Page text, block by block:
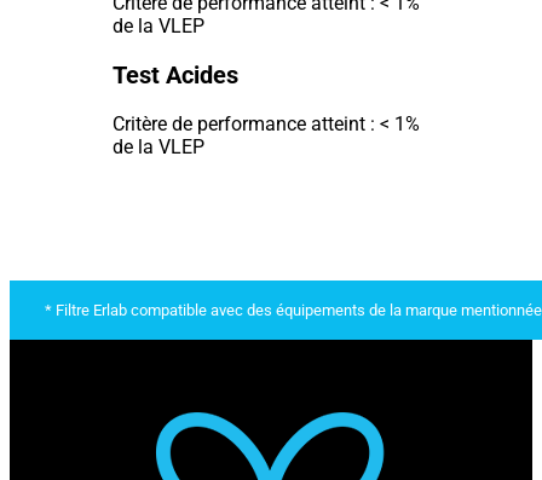
de la VLEP
Test Acides
Critère de performance atteint : < 1%
de la VLEP
* Filtre Erlab compatible avec des équipements de la marque